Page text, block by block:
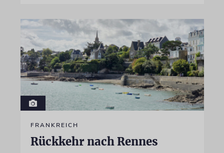
FRANKREICH
Rückkehr nach Rennes